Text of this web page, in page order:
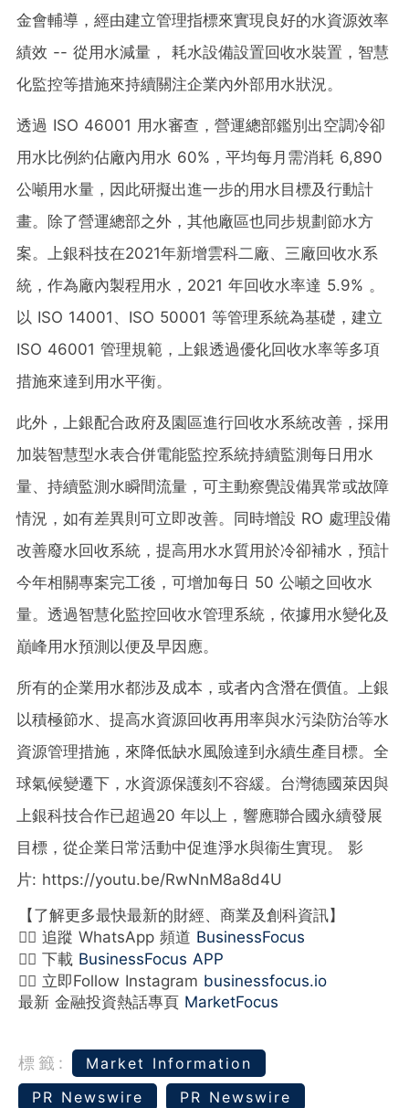
金會輔導，經由建立管理指標來實現良好的水資源效率
績效 -- 從用水減量， 耗水設備設置回收水裝置，智慧
化監控等措施來持續關注企業內外部用水狀況。
透過 ISO 46001 用水審查，營運總部鑑別出空調冷卻
用水比例約佔廠內用水 60%，平均每月需消耗 6,890
公噸用水量，因此研擬出進一步的用水目標及行動計
畫。除了營運總部之外，其他廠區也同步規劃節水方
案。上銀科技在2021年新增雲科二廠、三廠回收水系
統，作為廠內製程用水，2021 年回收水率達 5.9% 。
以 ISO 14001、ISO 50001 等管理系統為基礎，建立
ISO 46001 管理規範，上銀透過優化回收水率等多項
措施來達到用水平衡。
此外，上銀配合政府及園區進行回收水系統改善，採用
加裝智慧型水表合併電能監控系統持續監測每日用水
量、持續監測水瞬間流量，可主動察覺設備異常或故障
情況，如有差異則可立即改善。同時增設 RO 處理設備
改善廢水回收系統，提高用水水質用於冷卻補水，預計
今年相關專案完工後，可增加每日 50 公噸之回收水
量。透過智慧化監控回收水管理系統，依據用水變化及
巔峰用水預測以便及早因應。
所有的企業用水都涉及成本，或者內含潛在價值。上銀
以積極節水、提高水資源回收再用率與水污染防治等水
資源管理措施，來降低缺水風險達到永續生產目標。全
球氣候變遷下，水資源保護刻不容緩。台灣德國萊因與
上銀科技合作已超過20 年以上，響應聯合國永續發展
目標，從企業日常活動中促進淨水與衞生實現。 影
片: https://youtu.be/RwNnM8a8d4U
【了解更多最快最新的財經、商業及創科資訊】
👉🏻 追蹤 WhatsApp 頻道 BusinessFocus
👉🏻 下載 BusinessFocus APP
👉🏻 立即Follow Instagram businessfocus.io
最新 金融投資熱話專頁 MarketFocus
標籤:
Market Information
PR Newswire
PR Newswire